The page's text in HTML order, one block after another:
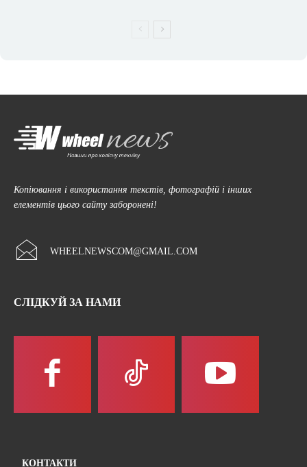
Копіювання і використання текстів, фотографій і інших
елементів цього сайту заборонені!
WHEELNEWSCOM@GMAIL.COM
СЛІДКУЙ ЗА НАМИ
КОНТАКТИ